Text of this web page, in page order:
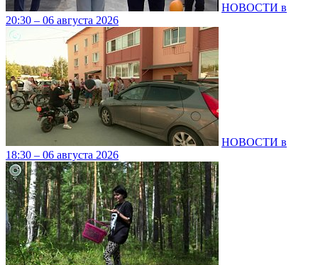
НОВОСТИ в
20:30 – 06 августа 2026
НОВОСТИ в
18:30 – 06 августа 2026